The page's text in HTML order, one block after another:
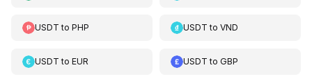
USDT to PHP USDT toVND
USDT to EUR USDT toGBP